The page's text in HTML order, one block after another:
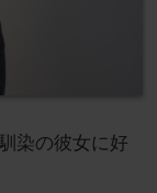
染の彼女に好